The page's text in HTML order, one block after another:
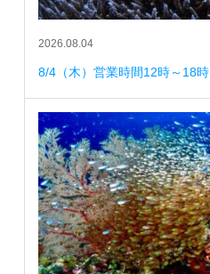
2026.08.04
8/4（木）営業時間12時～18時